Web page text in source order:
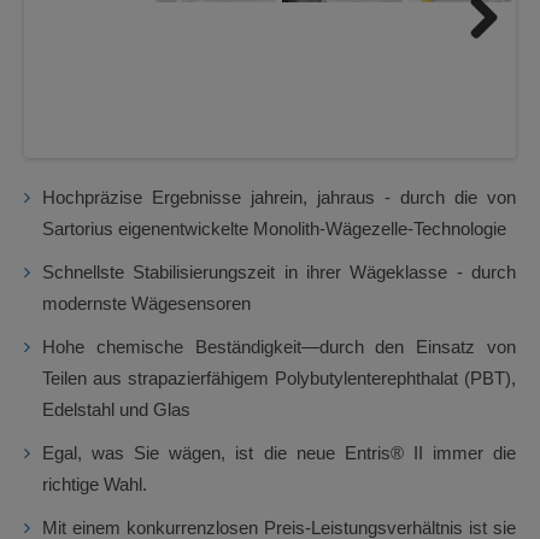
Hochpräzise Ergebnisse jahrein, jahraus - durch die von
Sartorius eigenentwickelte Monolith-Wägezelle-Technologie
Schnellste Stabilisierungszeit in ihrer Wägeklasse - durch
modernste Wägesensoren
Hohe chemische Beständigkeit—durch den Einsatz von
Teilen aus strapazierfähigem Polybutylenterephthalat (PBT),
Edelstahl und Glas
Egal, was Sie wägen, ist die neue Entris® II immer die
richtige Wahl.
Mit einem konkurrenzlosen Preis-Leistungsverhältnis ist sie